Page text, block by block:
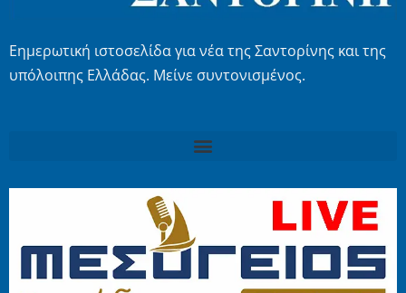
Εημερωτική ιστοσελίδα για νέα της Σαντορίνης και της
υπόλοιπης Ελλάδας. Μείνε συντονισμένος.